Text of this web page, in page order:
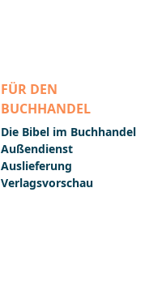
FÜR DEN
BUCHHANDEL
Die Bibel im Buchhandel
Außendienst
Auslieferung
Verlagsvorschau